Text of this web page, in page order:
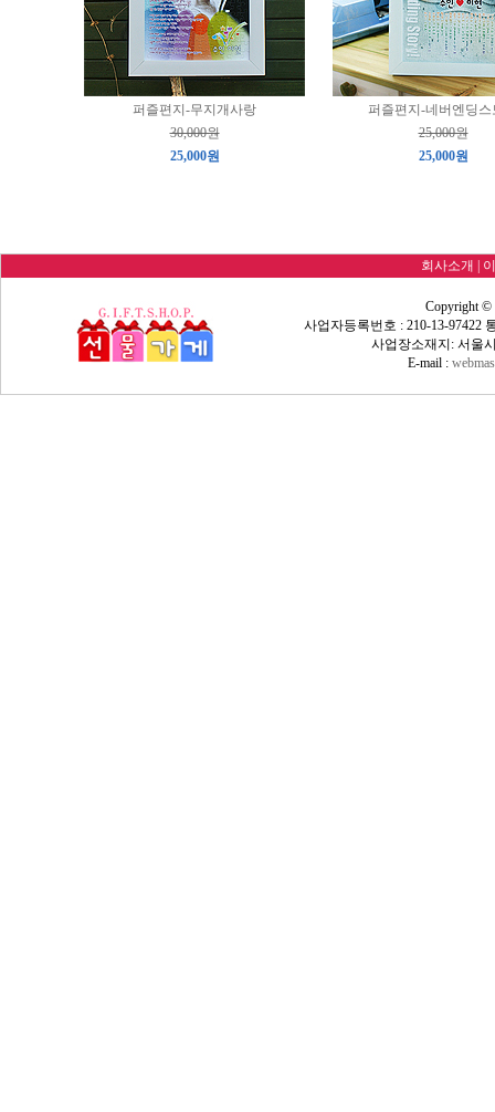
퍼즐편지-무지개사랑
30,000원
25,000원
퍼즐편지-네버엔딩스
25,000원
25,000원
회사소개
Copyright ©
사업자등록번호 : 210-13-97422
사업장소재지: 서울
E-mail :